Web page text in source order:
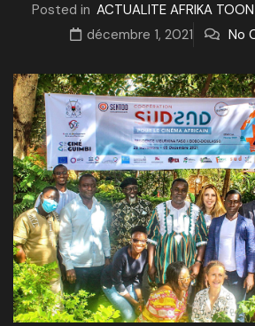
Posted in ACTUALITE AFRIKA TOON
décembre 1, 2021
No